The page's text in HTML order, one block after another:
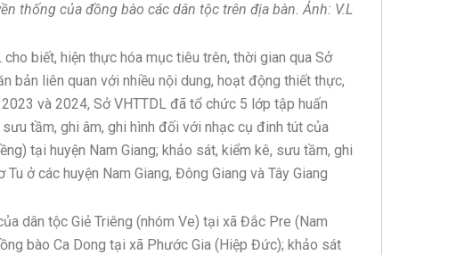
thống của đồng bào các dân tộc trên địa bàn. Ảnh: V.L
biết, hiện thực hóa mục tiêu trên, thời gian qua Sở
bản liên quan với nhiều nội dung, hoạt động thiết thực,
và 2024, Sở VHTTDL đã tổ chức 5 lớp tập huấn
tầm, ghi âm, ghi hình đối với nhạc cụ đinh tút của
tại huyện Nam Giang; khảo sát, kiểm kê, sưu tầm, ghi
ở các huyện Nam Giang, Đông Giang và Tây Giang
dân tộc Giẻ Triêng (nhóm Ve) tại xã Đắc Pre (Nam
bào Ca Dong tại xã Phước Gia (Hiệp Đức); khảo sát